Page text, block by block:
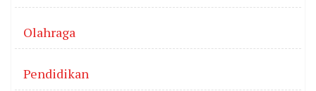
Olahraga
Pendidikan